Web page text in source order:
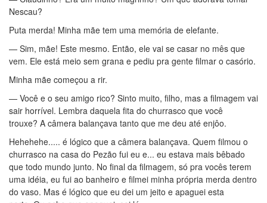
Nescau?
Puta merda! Minha mãe tem uma memória de elefante.
— Sim, mãe! Este mesmo. Então, ele vai se casar no mês que
vem. Ele está meio sem grana e pediu pra gente filmar o casório.
Minha mãe começou a rir.
— Você e o seu amigo rico? Sinto muito, filho, mas a filmagem vai
sair horrível. Lembra daquela fita do churrasco que você
trouxe? A câmera balançava tanto que me deu até enjôo.
Hehehehe..... é lógico que a câmera balançava. Quem filmou o
churrasco na casa do Pezão fui eu e... eu estava mais bêbado
que todo mundo junto. No final da filmagem, só pra vocês terem
uma idéia, eu fui ao banheiro e filmei minha própria merda dentro
do vaso. Mas é lógico que eu dei um jeito e apaguei esta